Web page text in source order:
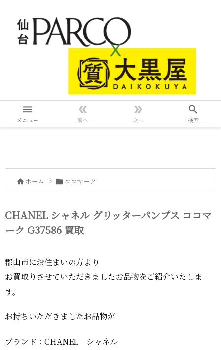

メニュー

前へ

次へ

検索
 ホーム >  ココマーク
CHANEL シャネル グリッターパンプス ココマ
ーク G37586 買取
郡山市にお住まいの方より
お買取りさせていただきましたお品物をご紹介いたしま
す。
お持ちいただきましたお品物が
ブランド：CHANEL シャネル